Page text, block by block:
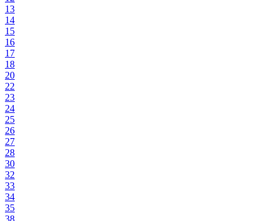
13
14
15
16
17
18
20
22
23
24
25
26
27
28
30
32
33
34
35
38